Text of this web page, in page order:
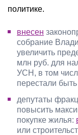
политике.
внесен
собрание
увеличить
млн руб. для
УСН, в том
перестали
депутаты
повысить
покупке жилья:
или